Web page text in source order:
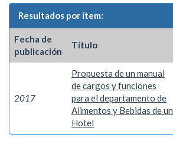
Resultados por ítem:
Fecha de
publicación
Título
2017
Propuesta de un manual
de cargos y funciones
para el departamento de
Alimentos y Bebidas de un
Hotel